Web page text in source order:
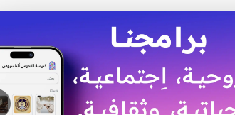
بحث في
الأكثر بحثًا: خبزنا